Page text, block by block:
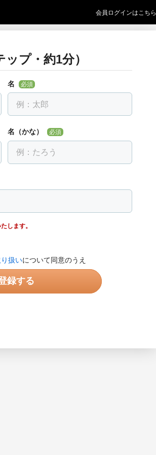
会員ログインはこちら
プ・約1分）
名 必須
名（かな） 必須
します。
扱いについて同意のうえ
録する
い 必須
い。見つからない場合は「該当なし」を選べま
で入力してください。入力例で示され